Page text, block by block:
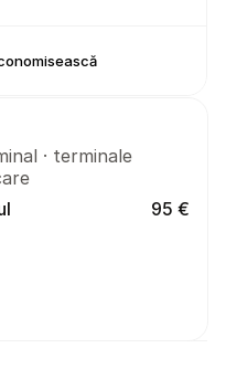
· terminale
95 €